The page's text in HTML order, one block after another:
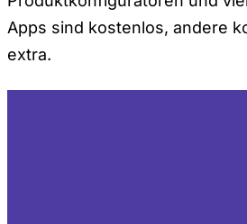
Apps sind kostenlos, andere
extra.